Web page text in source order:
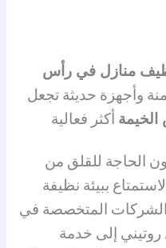
منازل في رأس
وأجهزة حديثة تجعل
أكثر فعالية
الحاجة للقلق من
ببيئة نظيفة
الشركات المتخصصة في
إلى خدمة